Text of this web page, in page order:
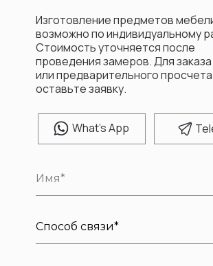
What's App T
Изготовление предметов
возможно по индивидуальному
Стоимость уточняется после
проведения замеров. Для
или предварительного просчета
оставьте заявку.